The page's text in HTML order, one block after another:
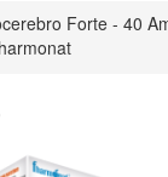
Forte - 40